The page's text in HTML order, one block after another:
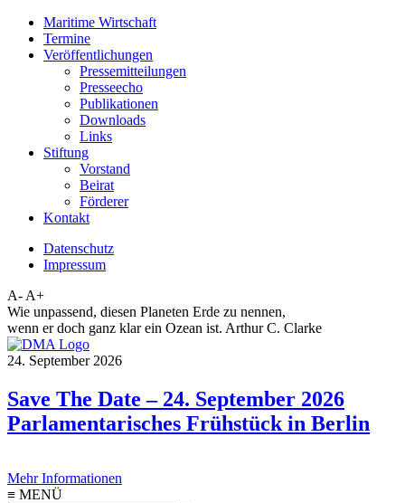
Maritime Wirtschaft
Termine
Veröffentlichungen
Pressemitteilungen
Presseecho
Publikationen
Downloads
Links
Stiftung
Vorstand
Beirat
Förderer
Kontakt
Datenschutz
Impressum
A- A+
Wie unpassend, diesen Planeten Erde zu nennen,
wenn er doch ganz klar ein Ozean ist. Arthur C. Clarke
24. September 2026
Save The Date – 24. September 2026
Parlamentarisches Frühstück in Berlin
Mehr Informationen
≡ MENÜ